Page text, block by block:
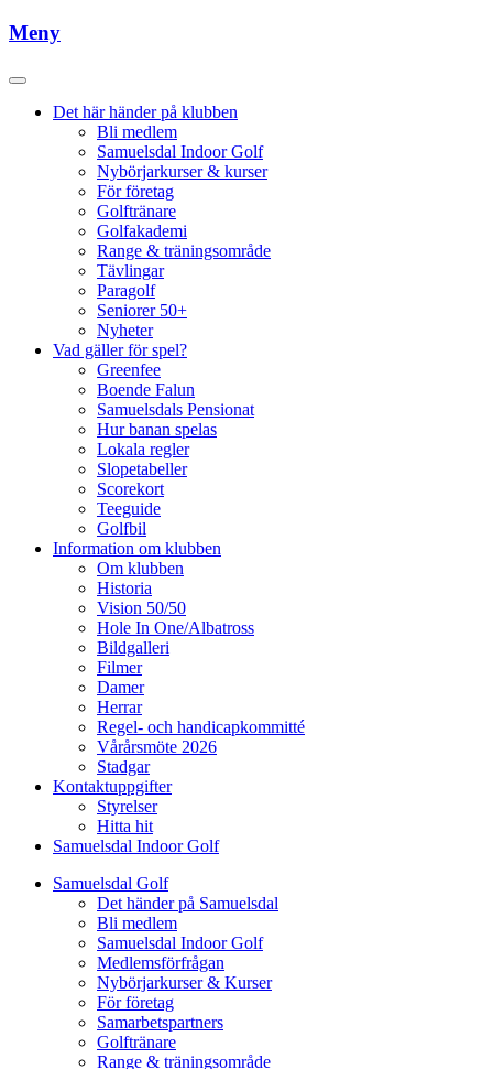
Meny
Det här händer på klubben
Bli medlem
Samuelsdal Indoor Golf
Nybörjarkurser & kurser
För företag
Golftränare
Golfakademi
Range & träningsområde
Tävlingar
Paragolf
Seniorer 50+
Nyheter
Vad gäller för spel?
Greenfee
Boende Falun
Samuelsdals Pensionat
Hur banan spelas
Lokala regler
Slopetabeller
Scorekort
Teeguide
Golfbil
Information om klubben
Om klubben
Historia
Vision 50/50
Hole In One/Albatross
Bildgalleri
Filmer
Damer
Herrar
Regel- och handicapkommitté
Vårårsmöte 2026
Stadgar
Kontaktuppgifter
Styrelser
Hitta hit
Samuelsdal Indoor Golf
Samuelsdal Golf
Det händer på Samuelsdal
Bli medlem
Samuelsdal Indoor Golf
Medlemsförfrågan
Nybörjarkurser & Kurser
För företag
Samarbetspartners
Golftränare
Range & träningsområde